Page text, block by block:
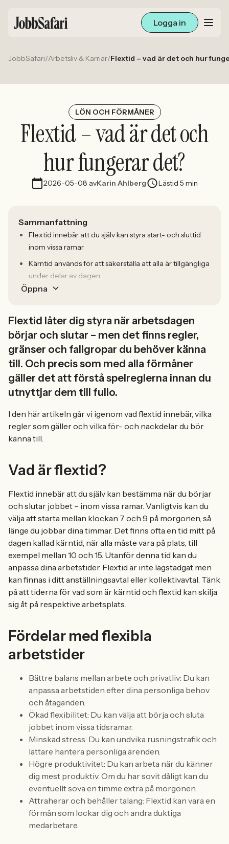
Logga in
Lediga jobb
Arbetsliv och karriär
För arbetsgivare
Skapa annons
Sök med AI
JobbSafari/Arbetsliv & Karriär/Flextid – vad är det och hur
LÖN OCH FÖRMÅNER
Flextid – vad är det och
hur fungerar det?
2026-05-08 avKarin Ahlberg Lästid 5 min
Sammanfattning
Flextid innebär att du själv kan styra start- och sluttid
inom vissa ramar
Kärntid används för att säkerställa att alla är tillgängliga
under delar av dagen
Öppna
Flextid låter dig styra när arbetsdagen
börjar och slutar – men det finns regler,
gränser och fallgropar du behöver känna
till. Och precis som med alla förmåner
gäller det att förstå spelreglerna innan du
utnyttjar dem till fullo.
I den här artikeln går vi igenom vad flextid innebär, vilka
regler som gäller och vilka för- och nackdelar du bör
känna till.
Vad är flextid?
Flextid innebär att du själv kan bestämma när du börjar
och slutar jobbet – inom vissa ramar. Vanligtvis kan du
välja att starta mellan klockan 7 och 9 på morgonen, så
länge du jobbar dina timmar. Det finns ofta en tid mitt på
dagen kallad kärntid, när alla måste vara på plats, till
exempel mellan 10 och 15. Utanför denna tid kan du
anpassa dina arbetstider. Flextid är inte lagstadgat men
kan finnas i ditt anställningsavtal eller kollektivavtal. Tänk
på att tiderna för vad som är kärntid och flextid kan skilja
sig åt på respektive arbetsplats.
Fördelar med flexibla
arbetstider
Bättre balans mellan arbete och privatliv: Du kan
anpassa arbetstiden efter dina personliga behov
och åtaganden.
Ökad flexibilitet: Du kan välja att börja och sluta
jobbet inom vissa tidsramar.
Minskad stress: Du kan undvika rusningstrafik och
lättare hantera personliga ärenden.
Högre produktivitet: Du kan arbeta när du känner
dig mest produktiv. Om du har sovit dåligt kan du
eventuellt sova en timme extra på morgonen.
Attraherar och behåller talang: Flextid kan vara en
förmån som lockar dig och andra duktiga
medarbetare.